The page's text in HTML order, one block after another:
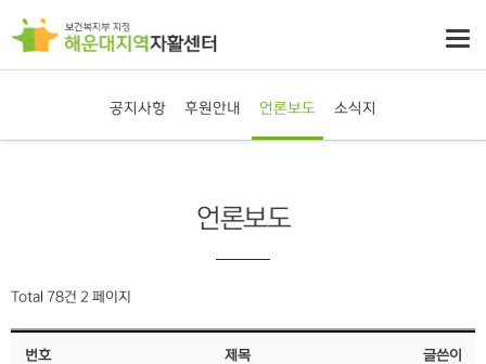
공지사항 후원안내 언론보도 소식지
언론보도
Total 78건 2 페이지
번호 제목 글쓴이